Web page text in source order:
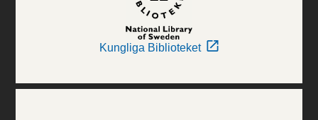
Kungliga Biblioteket